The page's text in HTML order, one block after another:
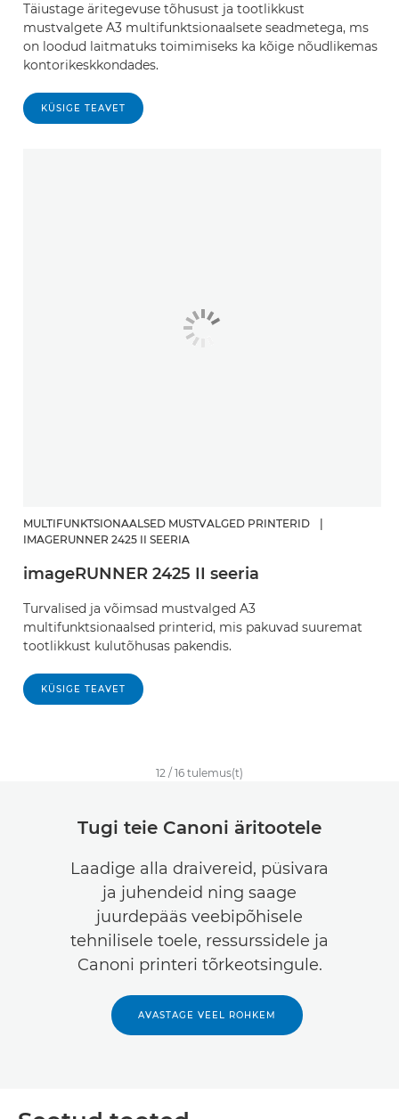
Täiustage äritegevuse tõhusust ja tootlikkust
mustvalgete A3 multifunktsionaalsete seadmetega, ms
on loodud laitmatuks toimimiseks ka kõige nõudlikemas
kontorikeskkondades.
KÜSIGE TEAVET
MULTIFUNKTSIONAALSED MUSTVALGED PRINTERID
IMAGERUNNER 2425 II SEERIA
imageRUNNER 2425 II seeria
Turvalised ja võimsad mustvalged A3
multifunktsionaalsed printerid, mis pakuvad suuremat
tootlikkust kulutõhusas pakendis.
KÜSIGE TEAVET
12 / 16 tulemus(t)
Tugi teie Canoni äritootele
Laadige alla draivereid, püsivara
ja juhendeid ning saage
juurdepääs veebipõhisele
tehnilisele toele, ressurssidele ja
Canoni printeri tõrkeotsingule.
AVASTAGE VEEL ROHKEM